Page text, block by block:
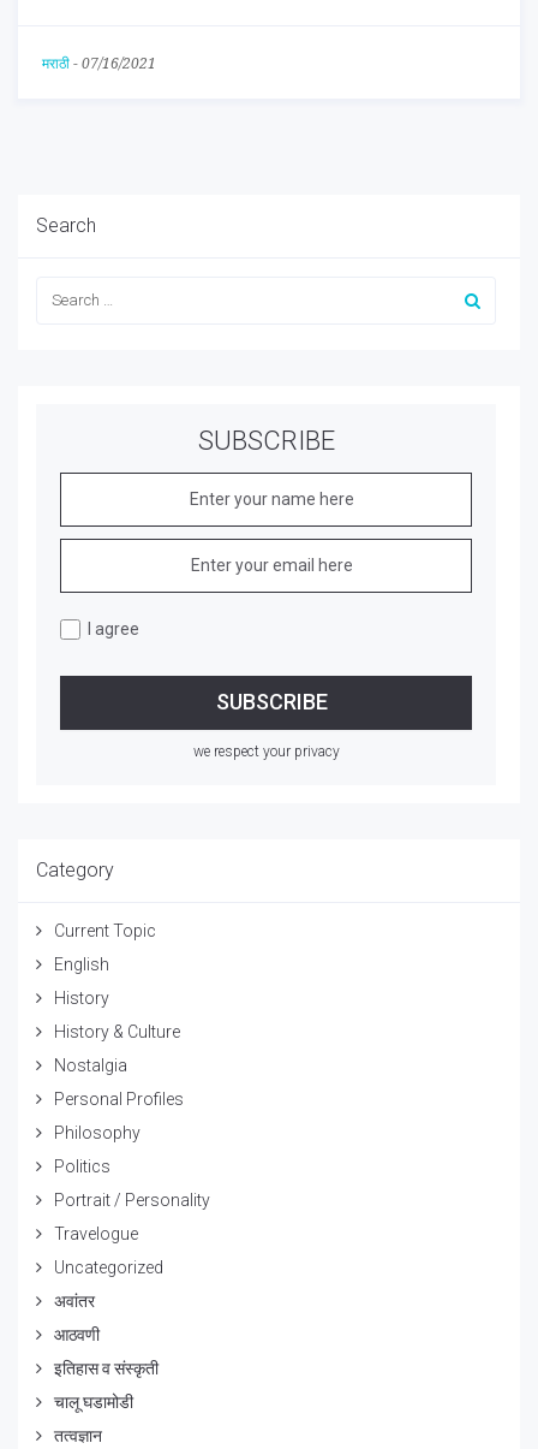
मराठी - 07/16/2021
Search
SUBSCRIBE
I agree
we respect your privacy
Category
Current Topic
English
History
History & Culture
Nostalgia
Personal Profiles
Philosophy
Politics
Portrait / Personality
Travelogue
Uncategorized
अवांतर
आठवणी
इतिहास व संस्कृती
चालू घडामोडी
तत्वज्ञान